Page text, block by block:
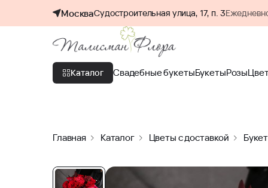
МоскваСудостроительная улица, 17, п. 3
Каталог Свадебные букетыБукетыРозы
Главная Каталог Цветы с доставкой